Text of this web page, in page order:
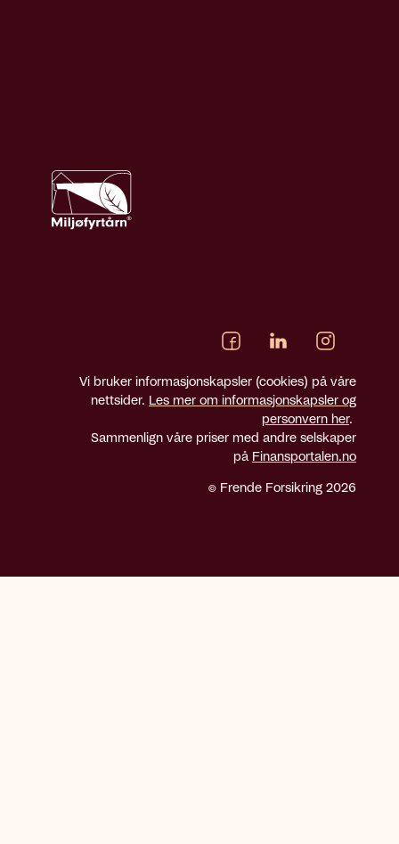
Vi bruker informasjonskapsler (cookies) på våre
nettsider. Les mer om informasjonskapsler og
personvern her.
Sammenlign våre priser med andre selskaper
på Finansportalen.no
© Frende Forsikring 2026